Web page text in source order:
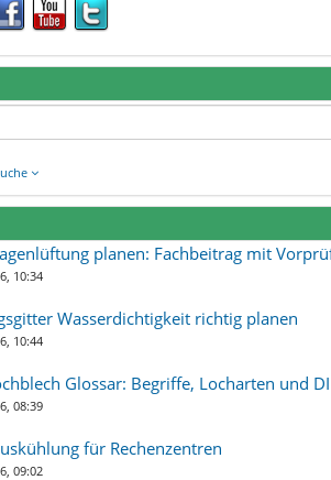
planen: Fachbeitrag mit
10:34
Wasserdichtigkeit richtig planen
10:44
Glossar: Begriffe, Locharten und
08:39
für Rechenzentren
09:02